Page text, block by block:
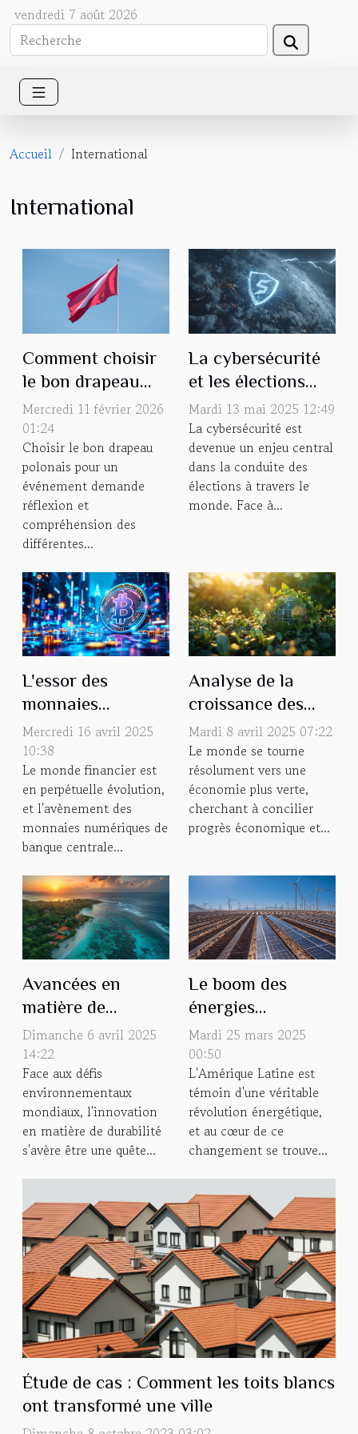
vendredi 7 août 2026
Accueil International
International
Comment choisir
le bon drapeau
polonais pour
votre événement ?
Mercredi 11 février 2026
01:24
Choisir le bon drapeau
polonais pour un
événement demande
réflexion et
compréhension des
différentes...
La cybersécurité
et les élections
mondiales
influence,
ingérence et
intégrité
démocratique
Mardi 13 mai 2025 12:49
La cybersécurité est
devenue un enjeu central
dans la conduite des
élections à travers le
monde. Face à...
L'essor des
monnaies
numériques de
banque centrale
et leur potentiel
global
Mercredi 16 avril 2025
10:38
Le monde financier est
en perpétuelle évolution,
et l'avènement des
monnaies numériques de
banque centrale...
Analyse de la
croissance des
économies vertes
et leur impact sur
les marchés
globaux
Mardi 8 avril 2025 07:22
Le monde se tourne
résolument vers une
économie plus verte,
cherchant à concilier
progrès économique et...
Avancées en
matière de
durabilité
Comment les
petites nations
insulaires
innovent
Dimanche 6 avril 2025
14:22
Face aux défis
environnementaux
mondiaux, l'innovation
en matière de durabilité
s'avère être une quête...
Le boom des
énergies
renouvelables au
Chili un modèle
pour l'Amérique
Latine
Mardi 25 mars 2025
00:50
L'Amérique Latine est
témoin d'une véritable
révolution énergétique,
et au cœur de ce
changement se trouve...
Étude de cas : Comment les toits blancs
ont transformé une ville